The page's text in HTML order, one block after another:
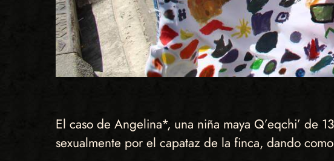
El caso de Angelina*, una niña maya Q’eqchi’ de
sexualmente por el capataz de la finca, dando